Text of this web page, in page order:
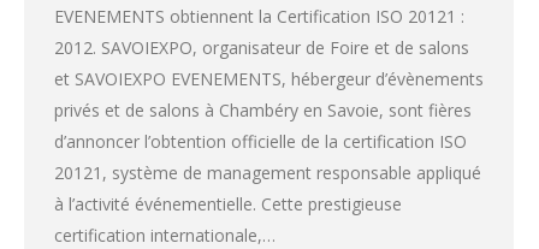
EVENEMENTS obtiennent la Certification ISO 20121 :
2012. SAVOIEXPO, organisateur de Foire et de salons
et SAVOIEXPO EVENEMENTS, hébergeur d’évènements
privés et de salons à Chambéry en Savoie, sont fières
d’annoncer l’obtention officielle de la certification ISO
20121, système de management responsable appliqué
à l’activité événementielle. Cette prestigieuse
certification internationale,…